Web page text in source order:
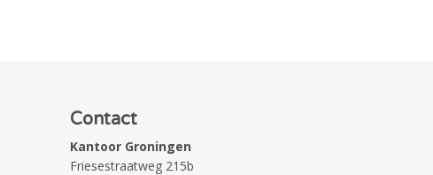
Contact
Kantoor Groningen
Friesestraatweg 215b